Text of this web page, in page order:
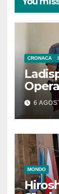
CRONACA
6
MONDO